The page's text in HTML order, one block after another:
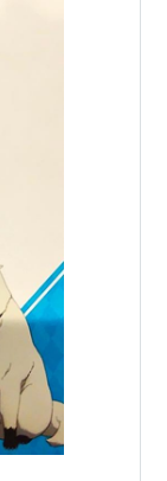
の職務に
処する。
した者
、同項第
でない。
者は、一
供給し、
幇助した